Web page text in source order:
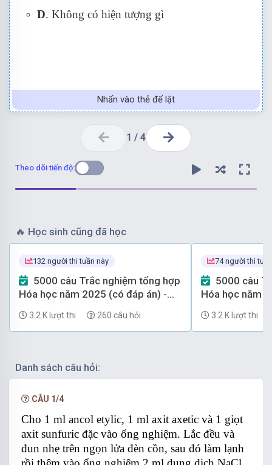
D. Không có hiện tượng gì
Nhấn vào thẻ để lật
Đáp án A
hai lớp (trong đó dung dịch phía trên là este)
Theo dõi tiến độ:
1 / 4
🔥 Học sinh cũng đã học
132 người thi tuần này
Hóa học năm 2025 (có đáp án) -
3.2 K lượt thi 260 câu hỏi
74 người thi
Hóa học năm
3.2 K lượt thi
Danh sách câu hỏi:
CÂU 1/4
Cho 1 ml ancol etylic, 1 ml axit axetic và 1 giọt
axit sunfuric đặc vào ống nghiệm. Lắc đều và
đun nhẹ trên ngọn lửa đèn cồn, sau đó làm lạnh